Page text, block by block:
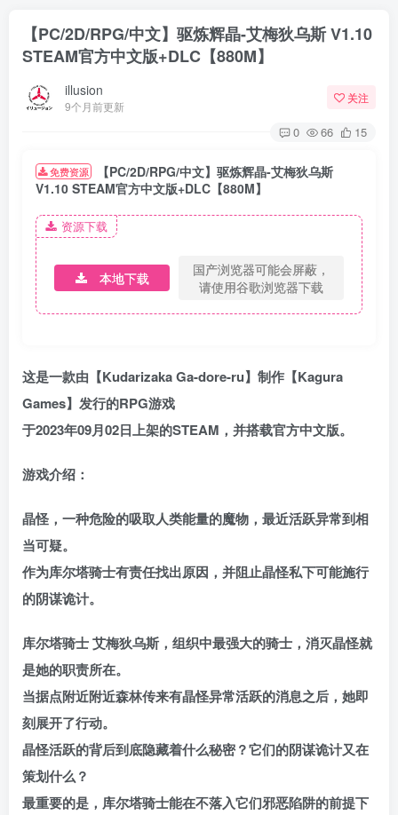
【PC/2D/RPG/中文】驱炼辉晶-艾梅狄乌斯 V1.10
STEAM官方中文版+DLC【880M】
illusion
9个月前更新
关注
0 66 15
免费资源
【PC/2D/RPG/中文】驱炼辉晶-艾梅狄乌斯
V1.10 STEAM官方中文版+DLC【880M】
资源下载
本地下载
国产浏览器可能会屏蔽，
请使用谷歌浏览器下载
这是一款由【Kudarizaka Ga-dore-ru】制作【Kagura
Games】发行的RPG游戏
于2023年09月02日上架的STEAM，并搭载官方中文版。
游戏介绍：
晶怪，一种危险的吸取人类能量的魔物，最近活跃异常到相
当可疑。
作为库尔塔骑士有责任找出原因，并阻止晶怪私下可能施行
的阴谋诡计。
库尔塔骑士 艾梅狄乌斯，组织中最强大的骑士，消灭晶怪就
是她的职责所在。
当据点附近附近森林传来有晶怪异常活跃的消息之后，她即
刻展开了行动。
晶怪活跃的背后到底隐藏着什么秘密？它们的阴谋诡计又在
策划什么？
最重要的是，库尔塔骑士能在不落入它们邪恶陷阱的前提下